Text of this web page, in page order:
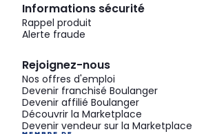
Informations sécurité
Rappel produit
Alerte fraude
Rejoignez-nous
Nos offres d'emploi
Devenir franchisé Boulanger
Devenir affilié Boulanger
Découvrir la Marketplace
Devenir vendeur sur la Marketplace